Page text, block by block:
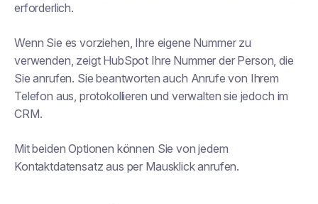
erforderlich.
Wenn Sie es vorziehen, Ihre eigene Nummer zu
verwenden, zeigt HubSpot Ihre Nummer der Person, die
Sie anrufen. Sie beantworten auch Anrufe von Ihrem
Telefon aus, protokollieren und verwalten sie jedoch im
CRM.
Mit beiden Optionen können Sie von jedem
Kontaktdatensatz aus per Mausklick anrufen.